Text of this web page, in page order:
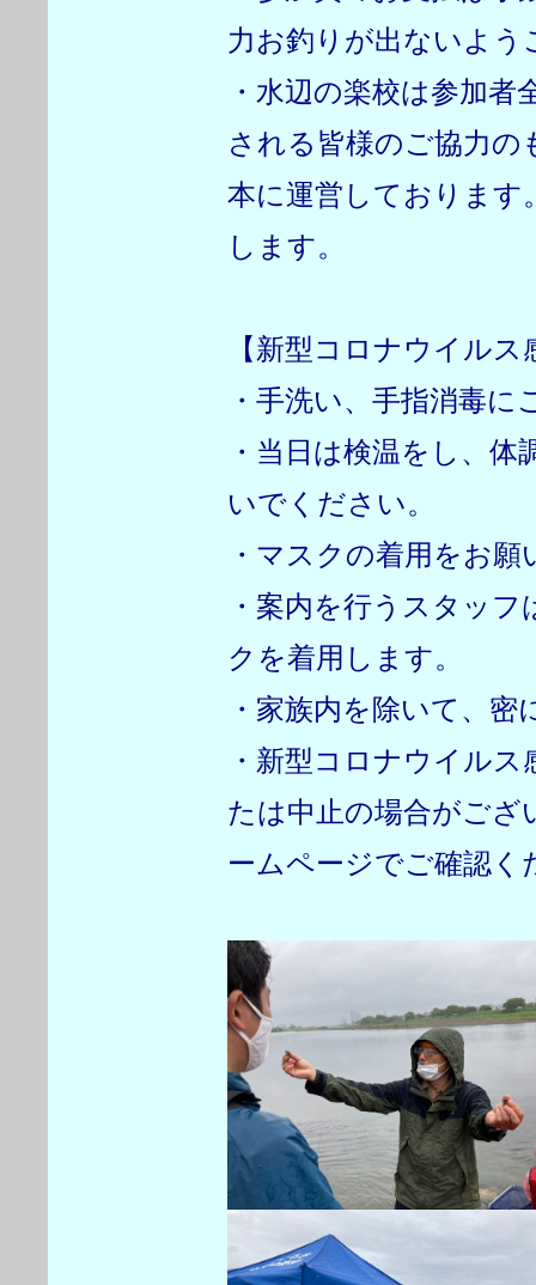
力お釣りが出ないよう
・水辺の楽校は参加
される皆様のご協力の
本に運営しております
します。
【新型コロナウイル
・手洗い、手指消毒に
・当日は検温をし、
いでください。
・マスクの着用をお願
・案内を行うスタッ
クを着用します。
・家族内を除いて、
・新型コロナウイル
たは中止の場合がござ
ームページでご確認く